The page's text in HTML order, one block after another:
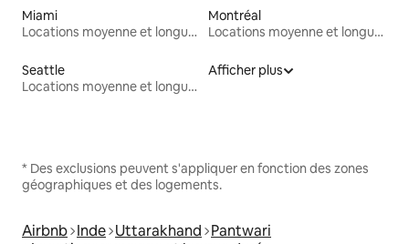
Miami
Locations moyenne et longue durée
Montréal
Locations moyenne et longue durée
Seattle
Locations moyenne et longue durée
Afficher plus
* Des exclusions peuvent s'appliquer en fonction des zones
géographiques et des logements.
Airbnb Inde Uttarakhand Pantwari